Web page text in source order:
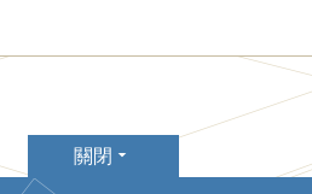
關閉